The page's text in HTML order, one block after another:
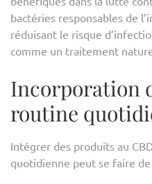
bactéries responsables de
réduisant le risque
comme un traitement
Incorporation
routine
Intégrer des produits au
quotidienne peut se faire